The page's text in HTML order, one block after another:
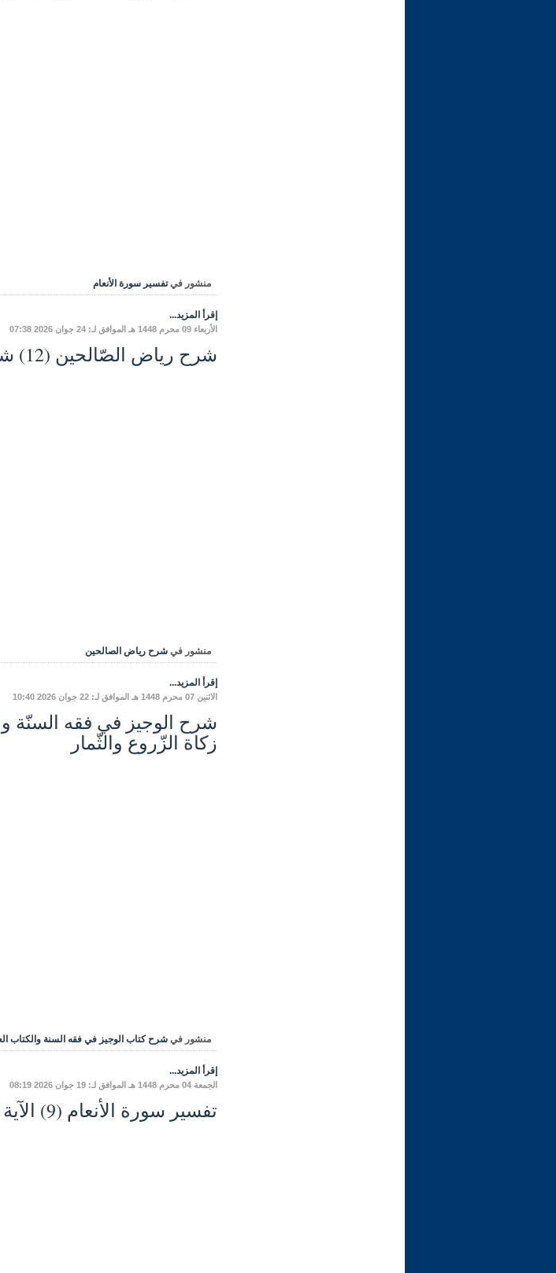
منشور في تفسير سورة الأنعام
إقرأ المزيد...
الأربعاء 09 محرم 1448 هـ الموافق لـ: 24 جوان 2026 07:38
شرح رياض الصّالحين (12) شرح الحديثين: الخامسِ، والسّادسِ.
منشور في شرح رياض الصالحين
إقرأ المزيد...
الاثنين 07 محرم 1448 هـ الموافق لـ: 22 جوان 2026 10:40
زكاة الزّروع والثّمار
منشور في شرح كتاب الوجيز في فقه السنة والكتاب
إقرأ المزيد...
الجمعة 04 محرم 1448 هـ الموافق لـ: 19 جوان 2026 08:19
تفسير سورة الأنعام (9) الآية 6